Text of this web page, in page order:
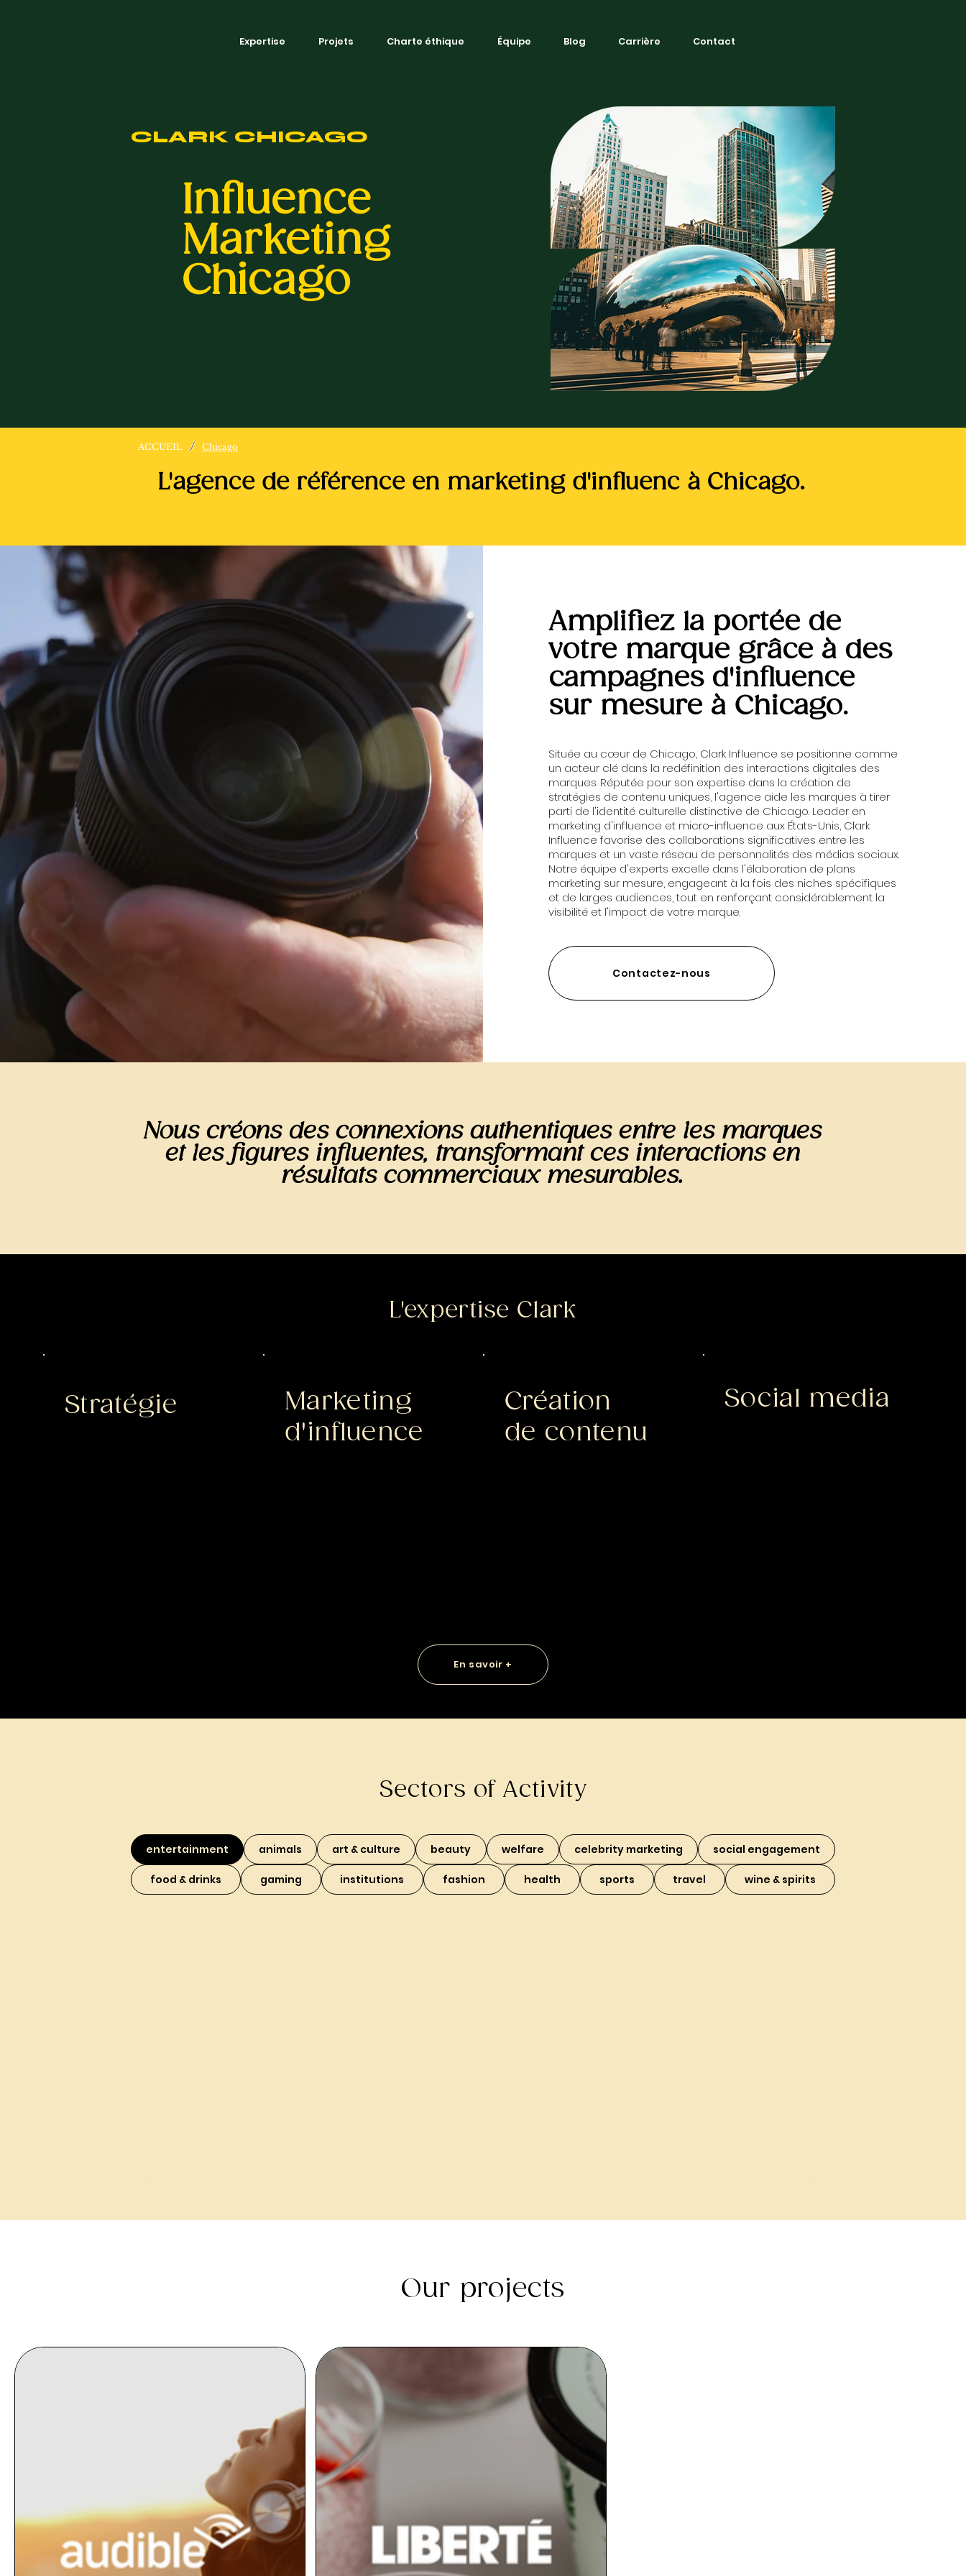
Expertise Projets Charte éthique Équipe Blog Carrière Contact
CLARK CHICAGO
Influence
Marketing
Chicago
Amplifiez la portée de
votre marque grâce à des
campagnes d'influence
sur mesure à Chicago.
Située au cœur de Chicago, Clark Influence se positionne comme
un acteur clé dans la redéfinition des interactions digitales des
marques. Réputée pour son expertise dans la création de
stratégies de contenu uniques, l'agence aide les marques à tirer
parti de l'identité culturelle distinctive de Chicago. Leader en
marketing d'influence et micro-influence aux États-Unis, Clark
Influence favorise des collaborations significatives entre les
marques et un vaste réseau de personnalités des médias sociaux.
Notre équipe d'experts excelle dans l'élaboration de plans
marketing sur mesure, engageant à la fois des niches spécifiques
et de larges audiences, tout en renforçant considérablement la
visibilité et l'impact de votre marque.
Contactez-nous
ACCUEIL / Chicago
L'agence de référence en marketing d'influenc à Chicago.
Nous créons des connexions authentiques entre les marques
et les figures influentes, transformant ces interactions en
résultats commerciaux mesurables.
L'expertise Clark
Stratégie
Marketing
d'influence
Création
de contenu
Social media
En savoir +
Sectors of Activity
entertainment animals art & culture beauty welfare celebrity marketing social engagement
food & drinks gaming institutions fashion health sports travel wine & spirits
Our projects